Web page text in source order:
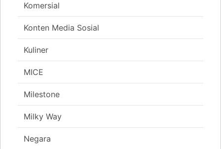
Komersial
Konten Media Sosial
Kuliner
MICE
Milestone
Milky Way
Negara